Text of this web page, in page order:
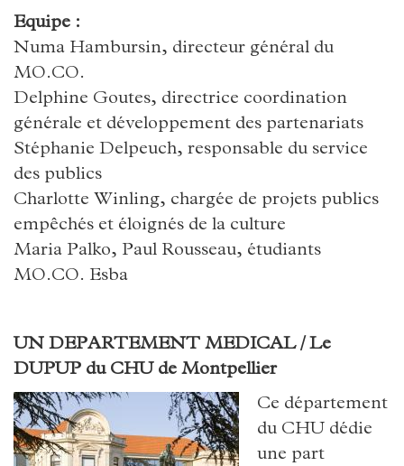
Equipe :
Numa Hambursin, directeur général du
MO.CO.
Delphine Goutes, directrice coordination
générale et développement des partenariats
Stéphanie Delpeuch, responsable du service
des publics
Charlotte Winling, chargée de projets publics
empêchés et éloignés de la culture
Maria Palko, Paul Rousseau, étudiants
MO.CO. Esba
UN DEPARTEMENT MEDICAL / Le
DUPUP du CHU de Montpellier
Ce département
du CHU dédie
une part